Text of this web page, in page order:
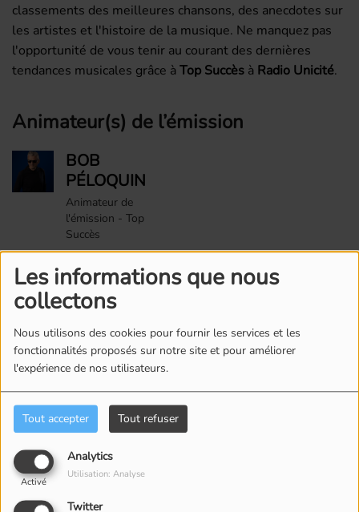
Les informations que nous
collectons
Nous utilisons des cookies pour fournir les services et les
fonctionnalités proposés sur notre site et pour améliorer
l'expérience de nos utilisateurs.
Tout accepter Tout refuser
Analytics
Activé
Utilisation: Analyse
Twitter
classements des meilleures chansons, des anecdotes sur
les artistes et l'histoire de la musique. Ne manquez pas
l'opportunité de vous tenir au courant des dernières
tendances musicales grâce à Top Succès à Radio Unicité.
Animateur(s) de l’émission
BOB
PÉLOQUIN
Animateur de
l'émission - Top
Succès
Commentaires(0)
Connectez-vous pour commenter cet article
SE CONNECTER